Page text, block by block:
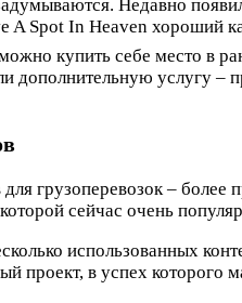
Недавно
A Spot In Heaven хороший
купить себе место в
дополнительную услугу –
для грузоперевозок –
сейчас очень
использованных
проект, в успех которого